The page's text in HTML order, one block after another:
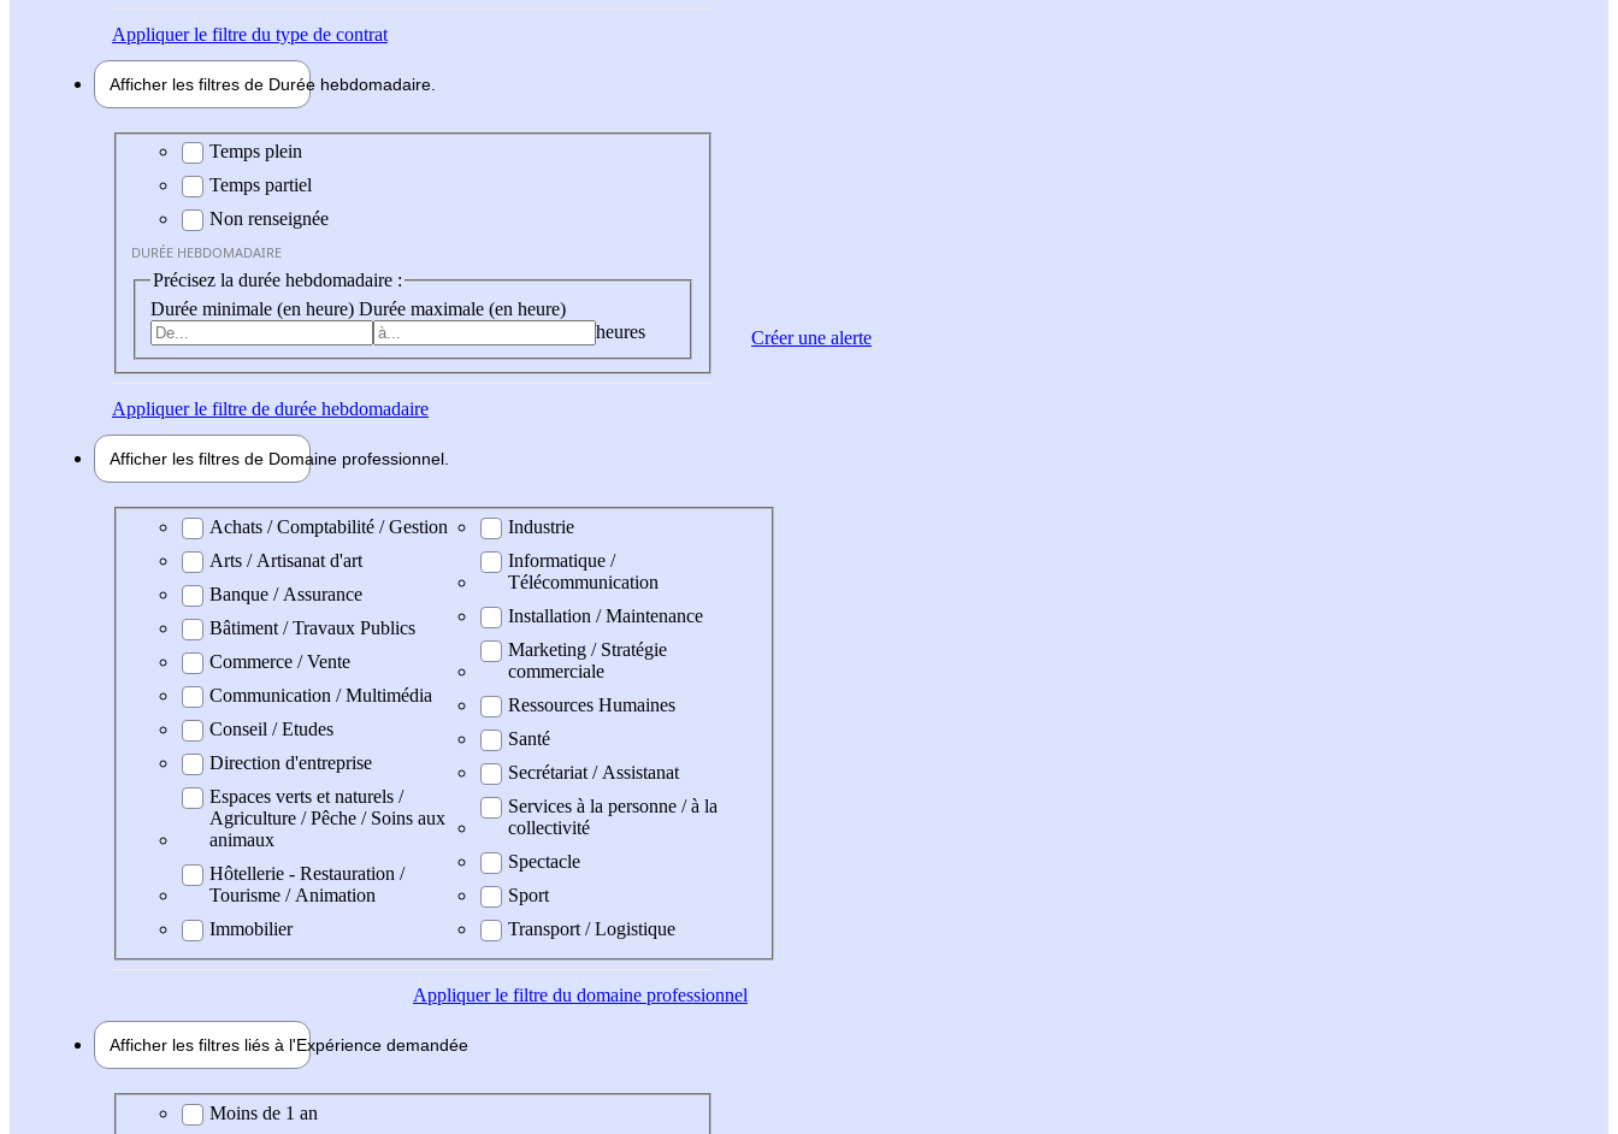
Appliquerle filtre du type de contrat
Afficher les filtres de Durée hebdomadaire
Durée hebdomadaire
Temps plein
Temps partiel
Non renseignée
DURÉE HEBDOMADAIRE
Précisez la durée hebdomadaire :
Durée minimale (en heure) Durée maximale (en heure)
heures
Appliquerle filtre de durée hebdomadaire
Afficher les filtres de Domaine professionnel
Domaine professionel
Achats / Comptabilité / Gestion
Arts / Artisanat d'art
Banque / Assurance
Bâtiment / Travaux Publics
Commerce / Vente
Communication / Multimédia
Conseil / Etudes
Direction d'entreprise
Espaces verts et naturels /
Agriculture / Pêche / Soins aux
animaux
Hôtellerie - Restauration /
Tourisme / Animation
Immobilier
Industrie
Informatique /
Télécommunication
Installation / Maintenance
Marketing / Stratégie
commerciale
Ressources Humaines
Santé
Secrétariat / Assistanat
Services à la personne / à la
collectivité
Spectacle
Sport
Transport / Logistique
Appliquerle filtre du domaine professionnel
Afficher les filtres liés à l'Expérience demandée
Expérience demandée
Moins de 1 an
Créer une alerte